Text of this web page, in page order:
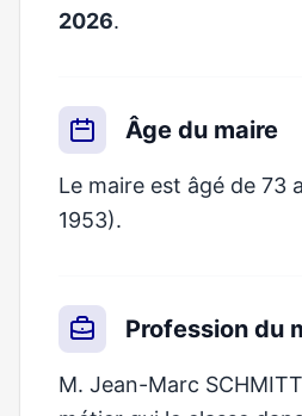
2026.
Âge du maire
Le maire est âgé de 73
1953).
Profession du
M. Jean-Marc